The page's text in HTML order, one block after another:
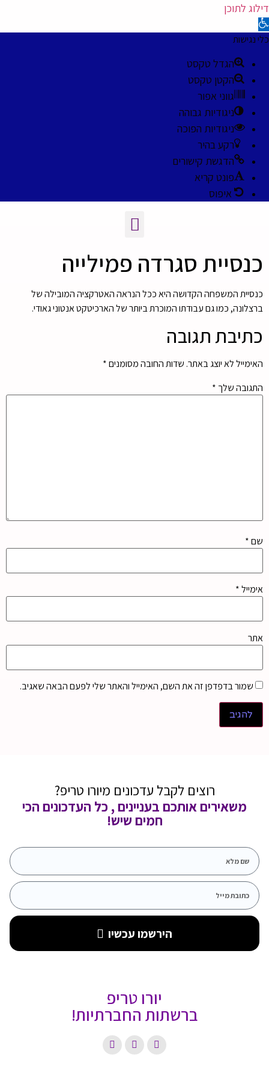
דילוג לתוכן
פתח סרגל נגישות
כלי נגישות
הגדל טקסט
הקטן טקסט
גווני אפור
ניגודיות גבוהה
ניגודיות הפוכה
רקע בהיר
הדגשת קישורים
פונט קריא
איפוס
כנסיית סגרדה פמילייה
כנסיית המשפחה הקדושה היא ככל הנראה האטרקציה המובילה של
ברצלונה, כמו גם עבודתו המוכרת ביותר של הארכיטקט אנטוני גאודי.
כתיבת תגובה
האימייל לא יוצג באתר. שדות החובה מסומנים*
התגובה שלך *
שם*
אימייל*
אתר
שמור בדפדפן זה את השם, האימייל והאתר שלי לפעם הבאה שאגיב.
רוצים לקבל עדכונים מיורו טריפ?
משאירים אותכם בעניינים , כל העדכונים הכי
חמים שיש!
הירשמו עכשיו
יורו טריפ
ברשתות החברתיות!